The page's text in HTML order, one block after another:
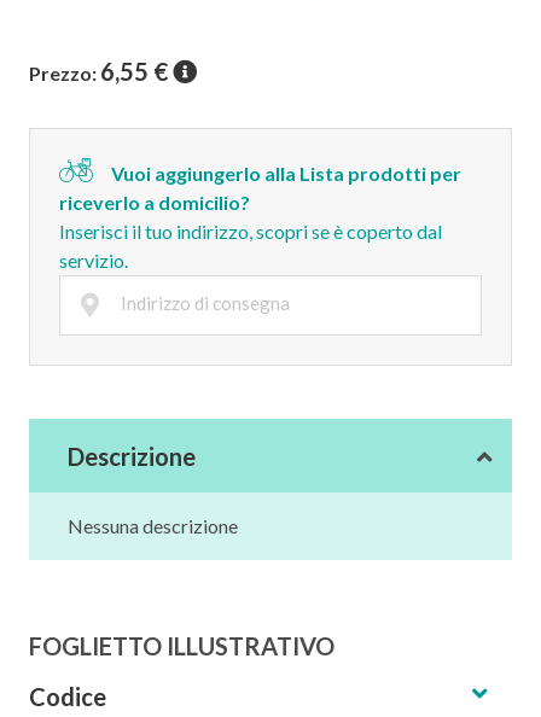
Prezzo: 6,55 €
Vuoi aggiungerlo alla Lista prodotti per
riceverlo a domicilio?
Inserisci il tuo indirizzo, scopri se è coperto dal
servizio.
Descrizione
Nessuna descrizione
FOGLIETTO ILLUSTRATIVO
Codice